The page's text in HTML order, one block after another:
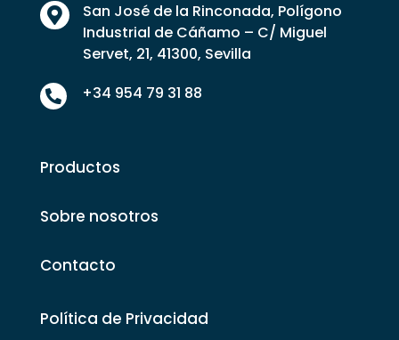

San José de la Rinconada, Polígono
Industrial de Cáñamo – C/ Miguel
Servet, 21, 41300, Sevilla
 +34 954 79 31 88
Productos
Sobre nosotros
Contacto
Política de Privacidad